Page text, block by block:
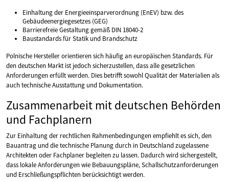
Einhaltung der Energieeinsparverordnung (EnEV) bzw. des
Gebäudeenergiegesetzes (GEG)
Barrierefreie Gestaltung gemäß DIN 18040-2
Baustandards für Statik und Brandschutz
Polnische Hersteller orientieren sich häufig an europäischen Standards. Für
den deutschen Markt ist jedoch sicherzustellen, dass alle gesetzlichen
Anforderungen erfüllt werden. Dies betrifft sowohl Qualität der Materialien als
auch technische Ausstattung und Dokumentation.
Zusammenarbeit mit deutschen Behörden
und Fachplanern
Zur Einhaltung der rechtlichen Rahmenbedingungen empfiehlt es sich, den
Bauantrag und die technische Planung durch in Deutschland zugelassene
Architekten oder Fachplaner begleiten zu lassen. Dadurch wird sichergestellt,
dass lokale Anforderungen wie Bebauungspläne, Schallschutzanforderungen
und Erschließungspflichten berücksichtigt werden.